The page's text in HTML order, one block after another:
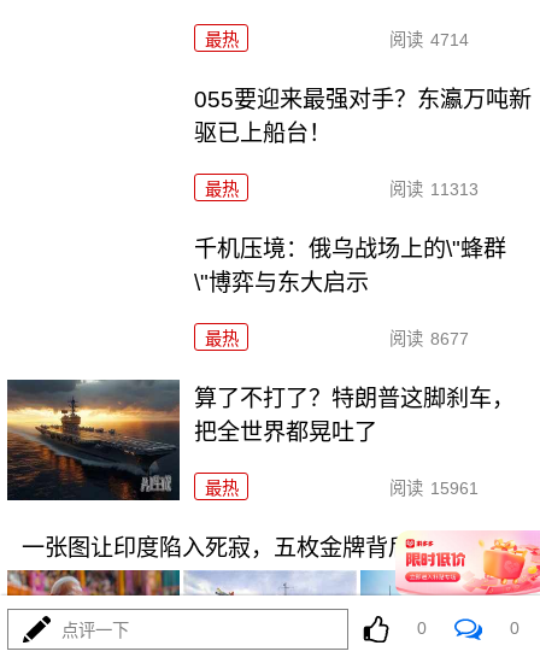
最热 阅读 4714
055要迎来最强对手？东瀛万吨新
驱已上船台！
最热 阅读 11313
千机压境：俄乌战场上的\"蜂群
\"博弈与东大启示
最热 阅读 8677
算了不打了？特朗普这脚刹车，
把全世界都晃吐了
最热 阅读 15961
一张图让印度陷入死寂，五枚金牌背后的终极真相
点评一下 0 0